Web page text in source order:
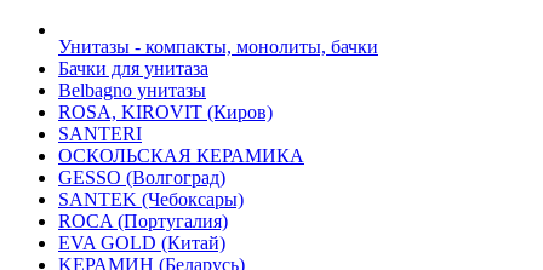
Унитазы - компакты, монолиты, бачки
Бачки для унитаза
Belbagno унитазы
ROSA, KIROVIT (Киров)
SANTERI
ОСКОЛЬСКАЯ КЕРАМИКА
GESSO (Волгоград)
SANTEK (Чебоксары)
ROCA (Португалия)
EVA GOLD (Китай)
KЕРАМИН (Беларусь)